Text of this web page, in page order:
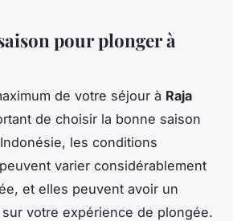
pour plonger à
de votre séjour à Raja
de choisir la bonne saison
les conditions
varier considérablement
et elles peuvent avoir un
votre expérience de plongée.